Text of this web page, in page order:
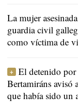
La mujer
guardia civil
como víctima de
El detenido
Bertamiráns avisó
que había sido un